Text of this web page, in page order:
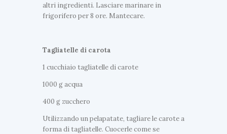
altri ingredienti. Lasciare marinare in
frigorifero per 8 ore. Mantecare.
Tagliatelle di carota
1 cucchiaio tagliatelle di carote
1000 g acqua
400 g zucchero
Utilizzando un pelapatate, tagliare le carote a
forma di tagliatelle. Cuocerle come se